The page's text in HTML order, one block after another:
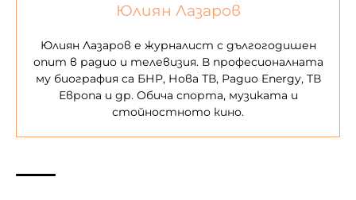
Юлиян Лазаров
Юлиян Лазаров е журналист с дългогодишен
опит в радио и телевизия. В професионалната
му биография са БНР, Нова ТВ, Радио Energy, ТВ
Европа и др. Обича спорта, музиката и
стойностното кино.